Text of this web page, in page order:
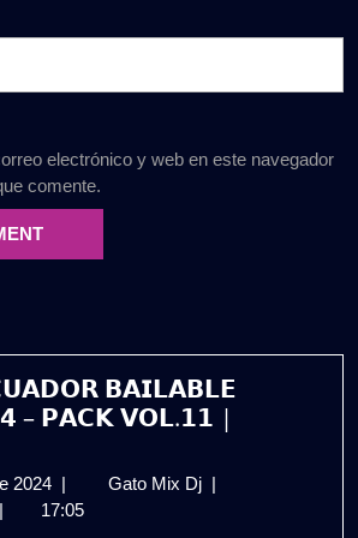
electrónico y web en este navegador
comente.
𝗕𝗔𝗜𝗟𝗔𝗕𝗟𝗘
– 𝗣𝗔𝗖𝗞 𝗩𝗢𝗟.𝟭𝟭 |
2024 6
de
| Gato Mix Dj 𝗖𝗛𝗜𝗖𝗛𝗔
|
| 17:05